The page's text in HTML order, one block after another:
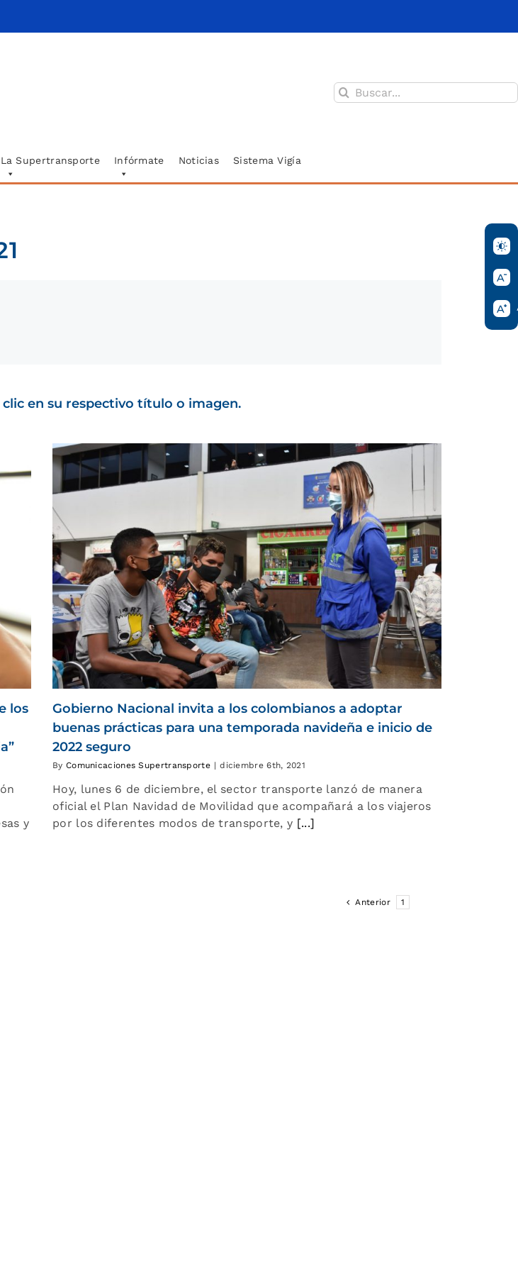
Buscar:
La Supertransporte Infórmate Noticias Sistema Vigía
en su respectivo título o imagen.
los
y
Gobierno Nacional invita a los colombianos a adoptar
buenas prácticas para una temporada navideña e inicio de
2022 seguro
By Comunicaciones Supertransporte | diciembre 6th, 2021
Hoy, lunes 6 de diciembre, el sector transporte lanzó de manera
oficial el Plan Navidad de Movilidad que acompañará a los viajeros
por los diferentes modos de transporte, y [...]
Anterior 1